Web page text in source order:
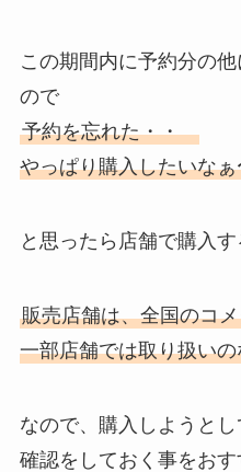
この期間内に予約分の
ので
予約を忘れた・・
やっぱり購入したいなぁ
と思ったら店舗で購入
販売店舗は、全国のコ
一部店舗では取り扱い
なので、購入しようと
確認をしておく事をおす